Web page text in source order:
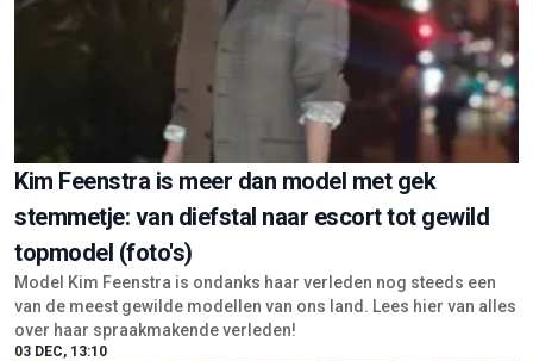
Kim Feenstra is meer dan model met gek
stemmetje: van diefstal naar escort tot gewild
topmodel (foto's)
Model Kim Feenstra is ondanks haar verleden nog steeds een
van de meest gewilde modellen van ons land. Lees hier van alles
over haar spraakmakende verleden!
03 DEC, 13:10